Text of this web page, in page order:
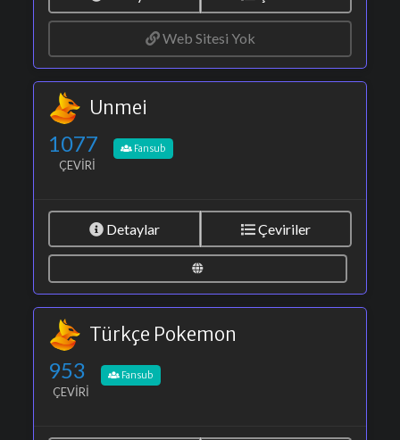
Web Sitesi Yok
Unmei
1077
ÇEVIRI
Fansub
Detaylar Çeviriler
Türkçe Pokemon
953
ÇEVIRI
Fansub